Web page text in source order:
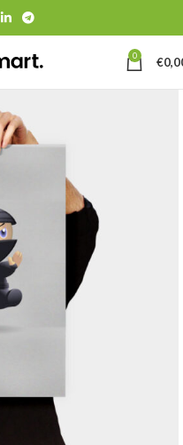
0 €